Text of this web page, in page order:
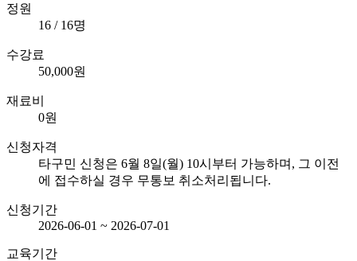
정원
16 / 16명
수강료
50,000원
재료비
0원
신청자격
타구민 신청은 6월 8일(월) 10시부터 가능하며, 그 이전
에 접수하실 경우 무통보 취소처리됩니다.
신청기간
2026-06-01 ~ 2026-07-01
교육기간